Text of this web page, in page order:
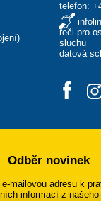
)
telefon:
řeči pro
sluchu
datová
Odběr novinek
mailovou adresu k
informací z našeho